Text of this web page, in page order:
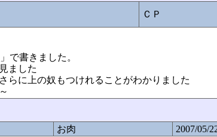
ＣＰ
で書きました。
ました
らに上の奴もつけれることがわかりました
お肉 2007/05/